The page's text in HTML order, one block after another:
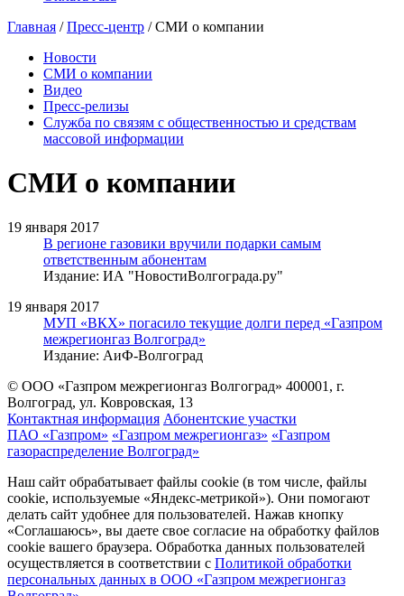
Главная /Пресс-центр / СМИ о компании
Новости
СМИ о компании
Видео
Пресс-релизы
Служба по связям с общественностью и средствам
массовой информации
СМИ о компании
19 января 2017
В регионе газовики вручили подарки самым
ответственным абонентам
Издание: ИА "НовостиВолгограда.ру"
19 января 2017
МУП «ВКХ» погасило текущие долги перед «Газпром
межрегионгаз Волгоград»
Издание: АиФ-Волгоград
© ООО «Газпром межрегионгаз Волгоград» 400001, г.
Волгоград, ул. Ковровская, 13
Контактная информация Абонентские участки
ПАО «Газпром» «Газпром межрегионгаз» «Газпром
газораспределение Волгоград»
Наш сайт обрабатывает файлы cookie (в том числе, файлы
cookie, используемые «Яндекс-метрикой»). Они помогают
делать сайт удобнее для пользователей. Нажав кнопку
«Соглашаюсь», вы даете свое согласие на обработку файлов
cookie вашего браузера. Обработка данных пользователей
осуществляется в соответствии с Политикой обработки
персональных данных в ООО «Газпром межрегионгаз